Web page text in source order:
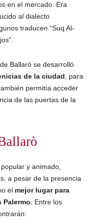
en el mercado. Era
al dialecto
traducen “Suq Al-
Ballarò se desarrolló
de la ciudad , para
permitía acceder
de las puertas de la
y animado,
a pesar de la presencia
el mejor lugar para
Palermo . Entre los